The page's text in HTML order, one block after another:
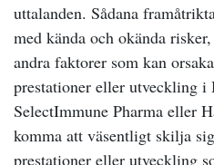
uttalanden. Sådana
med kända och okända
andra faktorer som kan
prestationer eller utveckling i
SelectImmune Pharma eller
komma att väsentligt skilja
prestationer eller utveckling